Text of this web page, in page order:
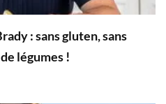
: sans gluten, sans
légumes !